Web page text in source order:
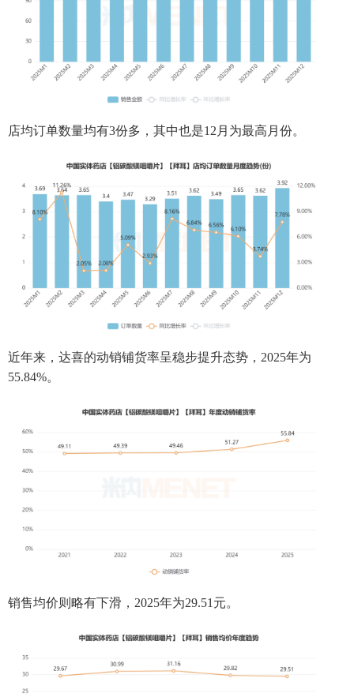
店均订单数量均有3份多，其中也是12月为最高月份。
近年来，达喜的动销铺货率呈稳步提升态势，2025年为
55.84%。
销售均价则略有下滑，2025年为29.51元。